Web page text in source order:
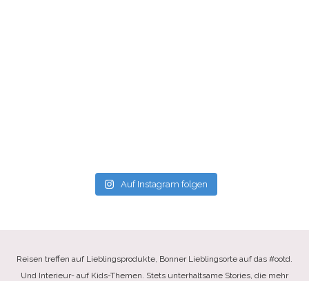
Auf Instagram folgen
Reisen treffen auf Lieblingsprodukte, Bonner Lieblingsorte auf das #ootd.
Und Interieur- auf Kids-Themen. Stets unterhaltsame Stories, die mehr